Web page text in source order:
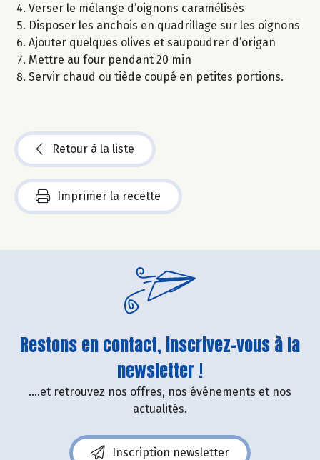
Verser le mélange d’oignons caramélisés
Disposer les anchois en quadrillage sur les oignons
Ajouter quelques olives et saupoudrer d’origan
Mettre au four pendant 20 min
Servir chaud ou tiède coupé en petites portions.
Retour à la liste
Imprimer la recette
Restons en contact, inscrivez-vous à la
newsletter !
....et retrouvez nos offres, nos événements et nos
actualités.
Inscription newsletter